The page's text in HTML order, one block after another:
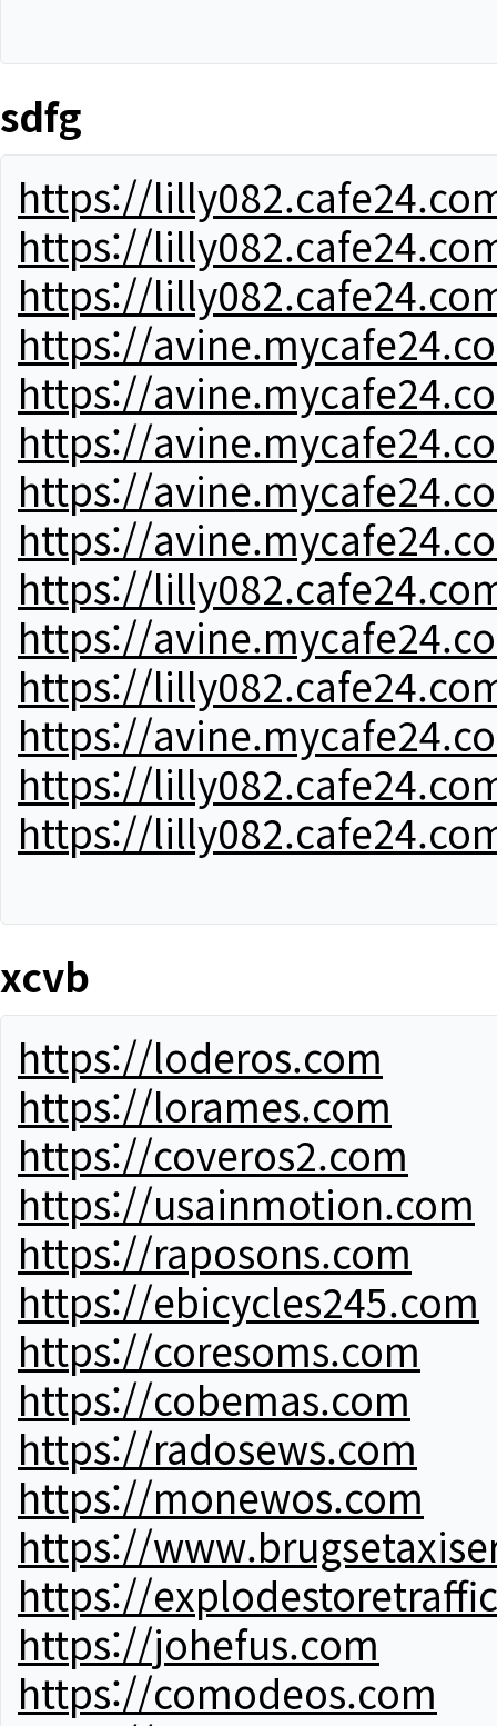
sdfg
https://
https://
https://
https://
https://
https://
https://
https://
https://
https://
https://
https://
https://
https://
xcvb
https://loderos.com
https://lorames.com
https://coveros2.com
https://usainmotion.com
https://raposons.com
https://ebicycles245.com
https://coresoms.com
https://cobemas.com
https://radosews.com
https://monewos.com
https://
https://
https://johefus.com
https://comodeos.com